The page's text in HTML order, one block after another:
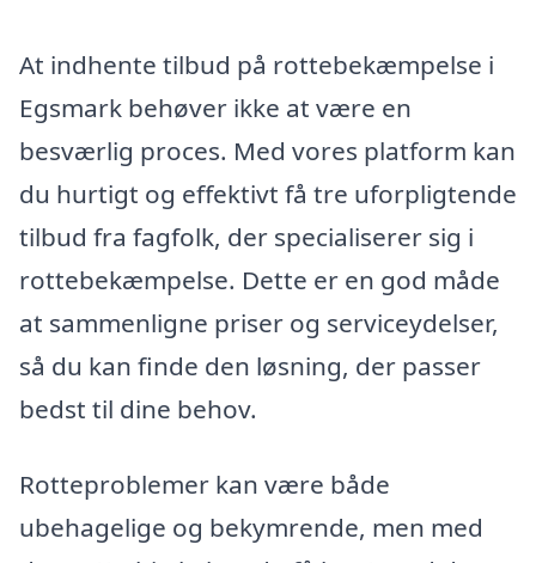
At indhente tilbud på rottebekæmpelse i
Egsmark behøver ikke at være en
besværlig proces. Med vores platform kan
du hurtigt og effektivt få tre uforpligtende
tilbud fra fagfolk, der specialiserer sig i
rottebekæmpelse. Dette er en god måde
at sammenligne priser og serviceydelser,
så du kan finde den løsning, der passer
bedst til dine behov.
Rotteproblemer kan være både
ubehagelige og bekymrende, men med